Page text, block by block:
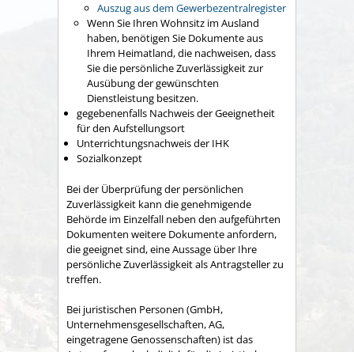
Auszug aus dem Gewerbezentralregister
Wenn Sie Ihren Wohnsitz im Ausland
haben, benötigen Sie Dokumente aus
Ihrem Heimatland, die nachweisen, dass
Sie die persönliche Zuverlässigkeit zur
Ausübung der gewünschten
Dienstleistung besitzen.
gegebenenfalls Nachweis der Geeignetheit
für den Aufstellungsort
Unterrichtungsnachweis der IHK
Sozialkonzept
Bei der Überprüfung der persönlichen
Zuverlässigkeit kann die genehmigende
Behörde im Einzelfall neben den aufgeführten
Dokumenten weitere Dokumente anfordern,
die geeignet sind, eine Aussage über Ihre
persönliche Zuverlässigkeit als Antragsteller zu
treffen.
Bei juristischen Personen (GmbH,
Unternehmensgesellschaften, AG,
eingetragene Genossenschaften) ist das